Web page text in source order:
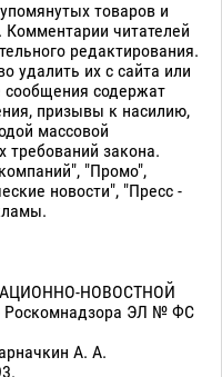
товаров и
Комментарии читателей
редактирования.
удалить их с сайта или
сообщения содержат
призывы к насилию,
массовой
закона.
"Промо",
новости", "Пресс -
НОВОСТНОЙ
Роскомнадзора ЭЛ № ФС
А. А.